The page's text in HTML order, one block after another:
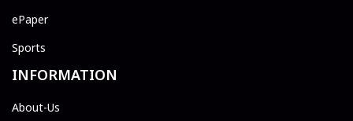
ePaper
Sports
INFORMATION
About-Us